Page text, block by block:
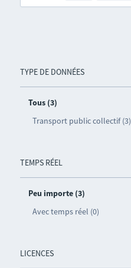
TYPE DE DONNÉES
Tous (3)
Transport public collectif (3)
TEMPS RÉEL
Peu importe (3)
Avec temps réel (0)
LICENCES